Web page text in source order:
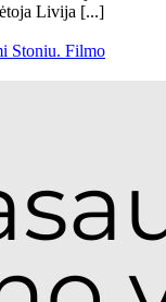
Livija [...]
Stoniu. Filmo